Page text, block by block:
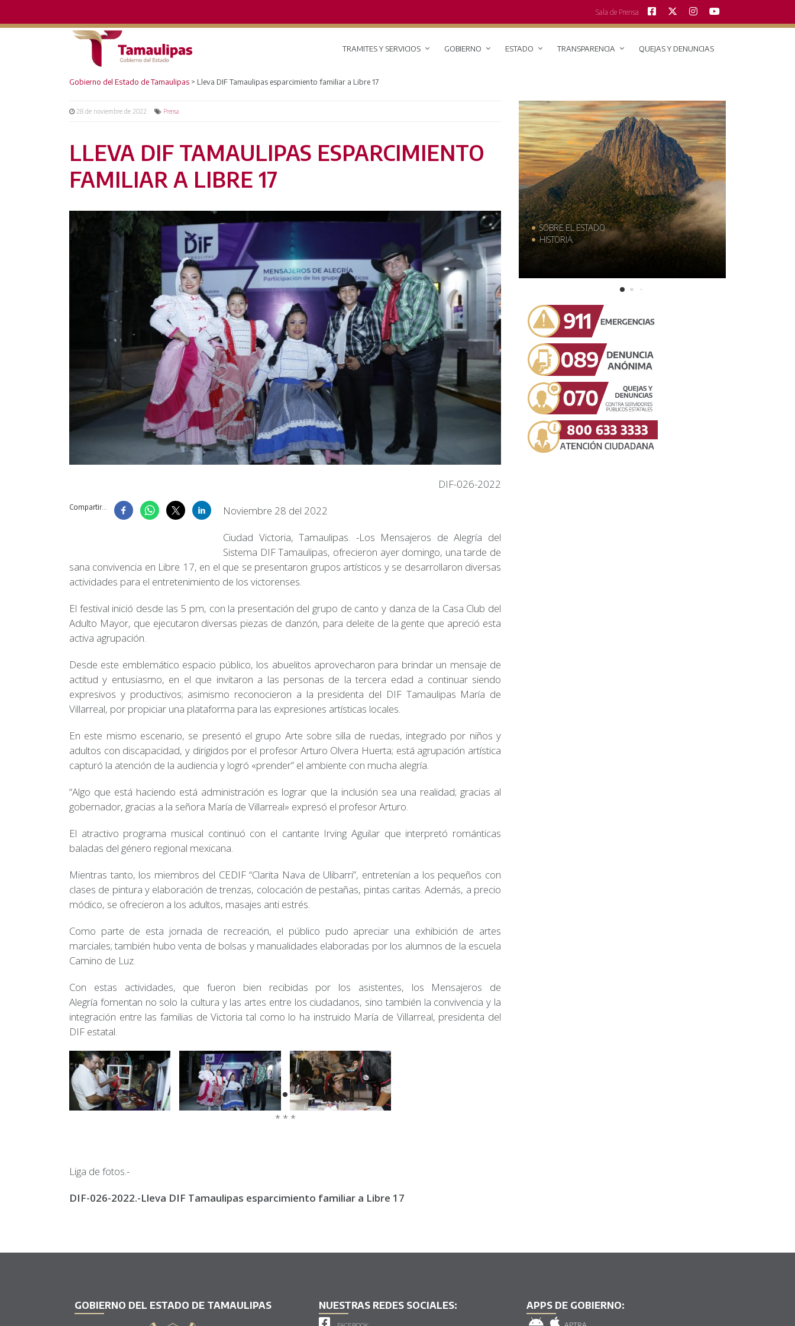
Sala de Prensa
TRAMITES Y SERVICIOS GOBIERNO ESTADO TRANSPARENCIA QUEJAS Y DENUNCIAS
Gobierno del Estado de Tamaulipas > Lleva DIF Tamaulipas esparcimiento familiar a Libre 17
28 de noviembre de 2022 Prensa
LLEVA DIF TAMAULIPAS ESPARCIMIENTO
FAMILIAR A LIBRE 17
Compartir...
DIF-026-2022
Noviembre 28 del 2022
Ciudad Victoria, Tamaulipas. -Los Mensajeros de Alegría del
Sistema DIF Tamaulipas, ofrecieron ayer domingo, una tarde de
sana convivencia en Libre 17, en el que se presentaron grupos artísticos y se desarrollaron diversas
actividades para el entretenimiento de los victorenses.
El festival inició desde las 5 pm, con la presentación del grupo de canto y danza de la Casa Club del
Adulto Mayor, que ejecutaron diversas piezas de danzón, para deleite de la gente que apreció esta
activa agrupación.
Desde este emblemático espacio público, los abuelitos aprovecharon para brindar un mensaje de
actitud y entusiasmo, en el que invitaron a las personas de la tercera edad a continuar siendo
expresivos y productivos; asimismo reconocieron a la presidenta del DIF Tamaulipas María de
Villarreal, por propiciar una plataforma para las expresiones artísticas locales.
En este mismo escenario, se presentó el grupo Arte sobre silla de ruedas, integrado por niños y
adultos con discapacidad, y dirigidos por el profesor Arturo Olvera Huerta; está agrupación artística
capturó la atención de la audiencia y logró «prender” el ambiente con mucha alegría.
“Algo que está haciendo está administración es lograr que la inclusión sea una realidad; gracias al
gobernador, gracias a la señora María de Villarreal» expresó el profesor Arturo.
El atractivo programa musical continuó con el cantante Irving Aguilar que interpretó románticas
baladas del género regional mexicana.
Mientras tanto, los miembros del CEDIF “Clarita Nava de Ulibarri”, entretenían a los pequeños con
clases de pintura y elaboración de trenzas, colocación de pestañas, pintas caritas. Además, a precio
módico, se ofrecieron a los adultos, masajes anti estrés.
Como parte de esta jornada de recreación, el público pudo apreciar una exhibición de artes
marciales; también hubo venta de bolsas y manualidades elaboradas por los alumnos de la escuela
Camino de Luz.
Con estas actividades, que fueron bien recibidas por los asistentes, los Mensajeros de
Alegría fomentan no solo la cultura y las artes entre los ciudadanos, sino también la convivencia y la
integración entre las familias de Victoria tal como lo ha instruido María de Villarreal, presidenta del
DIF estatal.
* * *
Liga de fotos.-
DIF-026-2022.-Lleva DIF Tamaulipas esparcimiento familiar a Libre 17
RED DE MONITOREO CLIMÁTICO
SOBRE EL ESTADO
HISTORIA
GOBIERNO DEL ESTADO DE TAMAULIPAS NUESTRAS REDES SOCIALES: APPS DE GOBIERNO:
APTRA